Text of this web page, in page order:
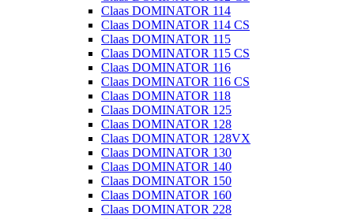
Claas DOMINATOR 114
Claas DOMINATOR 114 CS
Claas DOMINATOR 115
Claas DOMINATOR 115 CS
Claas DOMINATOR 116
Claas DOMINATOR 116 CS
Claas DOMINATOR 118
Claas DOMINATOR 125
Claas DOMINATOR 128
Claas DOMINATOR 128VX
Claas DOMINATOR 130
Claas DOMINATOR 140
Claas DOMINATOR 150
Claas DOMINATOR 160
Claas DOMINATOR 228